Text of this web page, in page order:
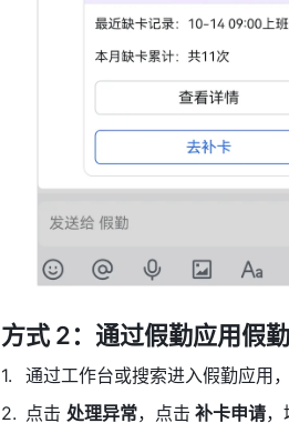
方式 2：通过假勤应用假
通过工作台或搜索进入假勤应用
点击 处理异常，点击 补卡申请